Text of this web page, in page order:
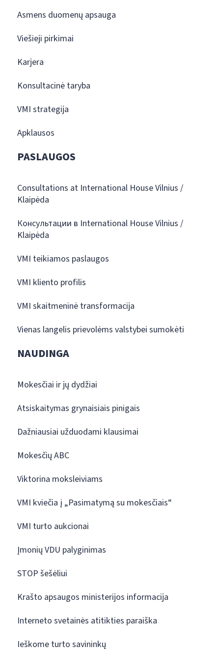
Asmens duomenų apsauga
Viešieji pirkimai
Karjera
Konsultacinė taryba
VMI strategija
Apklausos
PASLAUGOS
Consultations at International House Vilnius /
Klaipėda
Консультации в International House Vilnius /
Klaipėda
VMI teikiamos paslaugos
VMI kliento profilis
VMI skaitmeninė transformacija
Vienas langelis prievolėms valstybei sumokėti
NAUDINGA
Mokesčiai ir jų dydžiai
Atsiskaitymas grynaisiais pinigais
Dažniausiai užduodami klausimai
Mokesčių ABC
Viktorina moksleiviams
VMI kviečia į „Pasimatymą su mokesčiais“
VMI turto aukcionai
Įmonių VDU palyginimas
STOP šešėliui
Krašto apsaugos ministerijos informacija
Interneto svetainės atitikties paraiška
Ieškome turto savininkų